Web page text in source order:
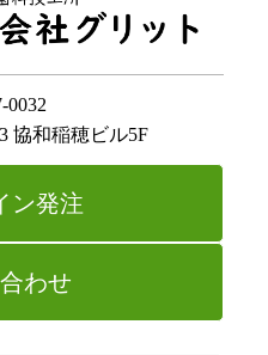
0032
協和稲穂ビル5F
ン発注
わせ